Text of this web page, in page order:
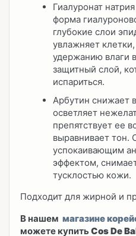
Гиалуронат
форма
глубокие слои
увлажняет
удержанию влаги
защитный слой,
испариться.
Арбутин снижает
осветляет
препятствует ее
выравнивает тон.
успокаивающим
эффектом,
тусклостью кожи.
Подходит для жирной и
В нашем магазине
можете купитьCos De